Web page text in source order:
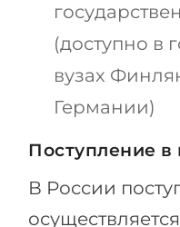
(доступно в
вузах
Германии)
Поступление в
В России